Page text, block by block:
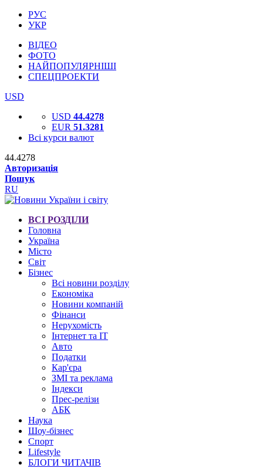
РУС
УКР
ВІДЕО
ФОТО
НАЙПОПУЛЯРНІШІ
СПЕЦПРОЕКТИ
USD
USD 44.4278
EUR 51.3281
Всі курси валют
44.4278
Авторизація
Пошук
RU
ВСІ РОЗДІЛИ
Головна
Україна
Місто
Світ
Бізнес
Всі новини розділу
Економіка
Новини компаній
Фінанси
Нерухомість
Інтернет та IT
Авто
Податки
Кар'єра
ЗМІ та реклама
Індекси
Прес-релізи
АБК
Наука
Шоу-бізнес
Спорт
Lifestyle
БЛОГИ ЧИТАЧІВ